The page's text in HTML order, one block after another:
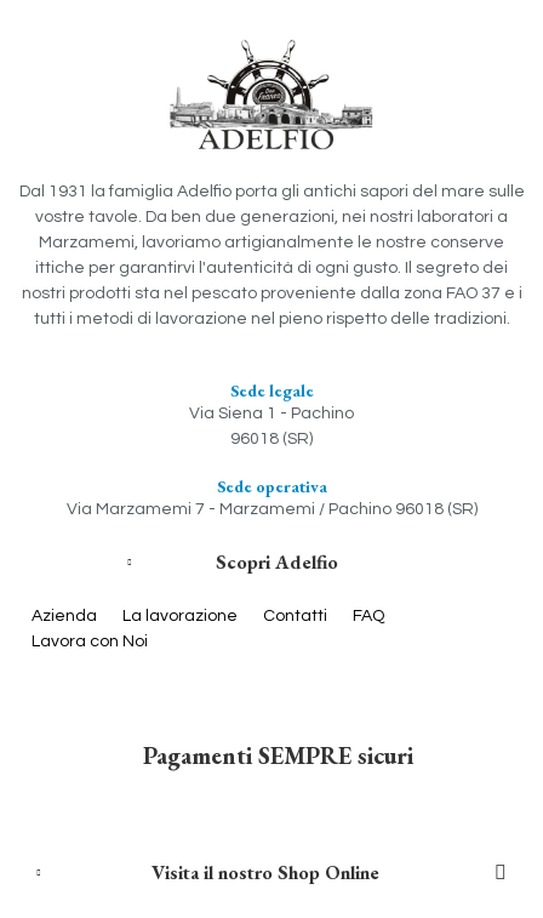
Dal 1931 la famiglia Adelfio porta gli antichi sapori del mare sulle
vostre tavole. Da ben due generazioni, nei nostri laboratori a
Marzamemi, lavoriamo artigianalmente le nostre conserve
ittiche per garantirvi l'autenticità di ogni gusto. Il segreto dei
nostri prodotti sta nel pescato proveniente dalla zona FAO 37 e i
tutti i metodi di lavorazione nel pieno rispetto delle tradizioni.
Sede legale
Via Siena 1 - Pachino
96018 (SR)
Sede operativa
Via Marzamemi 7 - Marzamemi / Pachino 96018 (SR)
Scopri Adelfio
Azienda La lavorazione Contatti
FAQ
Lavora con Noi
Pagamenti SEMPRE sicuri
Visita il nostro Shop Online